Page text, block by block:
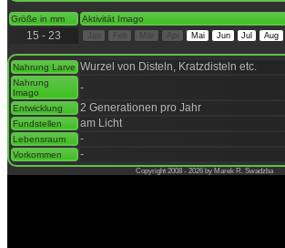
Größe in mm Aktivität Imago
15 - 23 Mai Jun Jul Aug
Nahrung Larve Wurzel von Disteln, Kratzdisteln etc.
Nahrung
Imago
-
Entwicklung 2 Generationen pro Jahr
Fundstellen am Licht
Lebensraum -
Vorkommen -
Copyright 2008 - 2026 by Marek R. Swadzba